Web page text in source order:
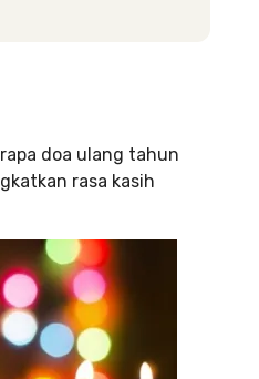
doa ulang tahun
rasa kasih